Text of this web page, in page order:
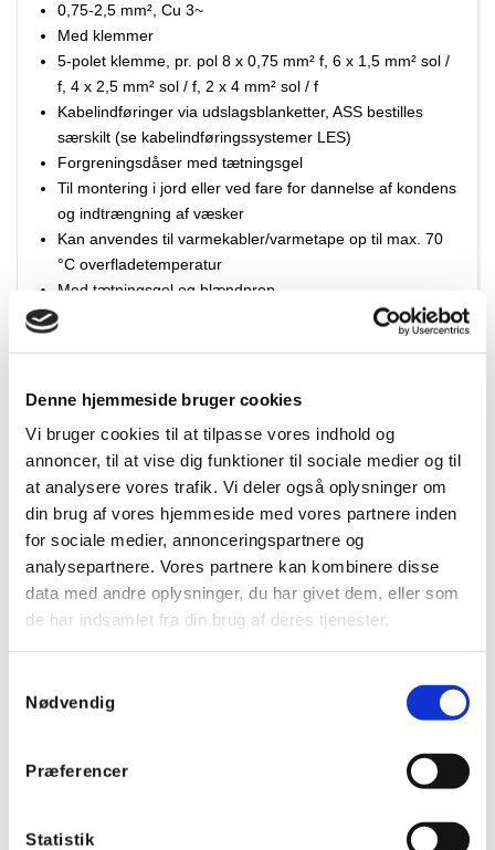
Denne hjemmeside bruger cookies
Vi bruger cookies til at tilpasse vores indhold og
annoncer, til at vise dig funktioner til sociale medier og til
at analysere vores trafik. Vi deler også oplysninger om
din brug af vores hjemmeside med vores partnere inden
for sociale medier, annonceringspartnere og
analysepartnere. Vores partnere kan kombinere disse
data med andre oplysninger, du har givet dem, eller som
de har indsamlet fra din brug af deres tjenester.
Nødvendig
Præferencer
Statistik
0,75-2,5 mm², Cu 3~
Med klemmer
5-polet klemme, pr. pol 8 x 0,75 mm² f, 6 x 1,5 mm² sol /
f, 4 x 2,5 mm² sol / f, 2 x 4 mm² sol / f
Kabelindføringer via udslagsblanketter, ASS bestilles
særskilt (se kabelindføringssystemer LES)
Forgreningsdåser med tætningsgel
Til montering i jord eller ved fare for dannelse af kondens
og indtrængning af væsker
Kan anvendes til varmekabler/varmetape op til max. 70
°C overfladetemperatur
Med tætningsgel og blændprop
I forbindelse med efterinstallation eller kontrol er det let at
ved en opbevaringstemperatur på 5-50 °C
Farve: sort, RAL 9011
Tilbehør
kabelforskruning M20
kabelforskruning M25